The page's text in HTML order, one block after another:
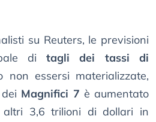
su Reuters, le previsioni
ditagli dei tassi di
non essersi materializzate,
Magnifici 7 è aumentato
altri 3,6 trilioni di dollari in